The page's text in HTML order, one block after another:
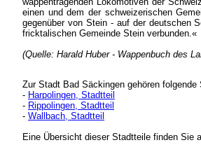
einen und dem der schweizerischen
gegenüber von Stein - auf der deutschen
fricktalischen Gemeinde Stein verbunden.«
(Quelle: Harald Huber - Wappenbuch des
Zur Stadt Bad Säckingen gehören folgende
- Harpolingen, Stadtteil
- Rippolingen, Stadtteil
- Wallbach, Stadtteil
Eine Übersicht dieser Stadtteile finden Sie